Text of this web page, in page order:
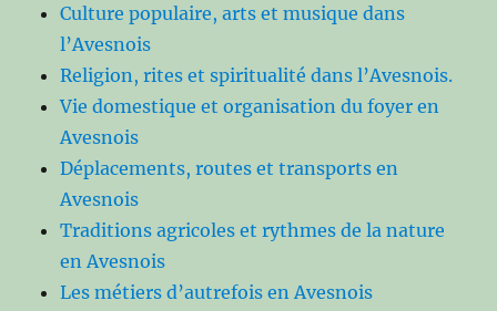
Culture populaire, arts et musique dans
l’Avesnois
Religion, rites et spiritualité dans l’Avesnois.
Vie domestique et organisation du foyer en
Avesnois
Déplacements, routes et transports en
Avesnois
Traditions agricoles et rythmes de la nature
en Avesnois
Les métiers d’autrefois en Avesnois